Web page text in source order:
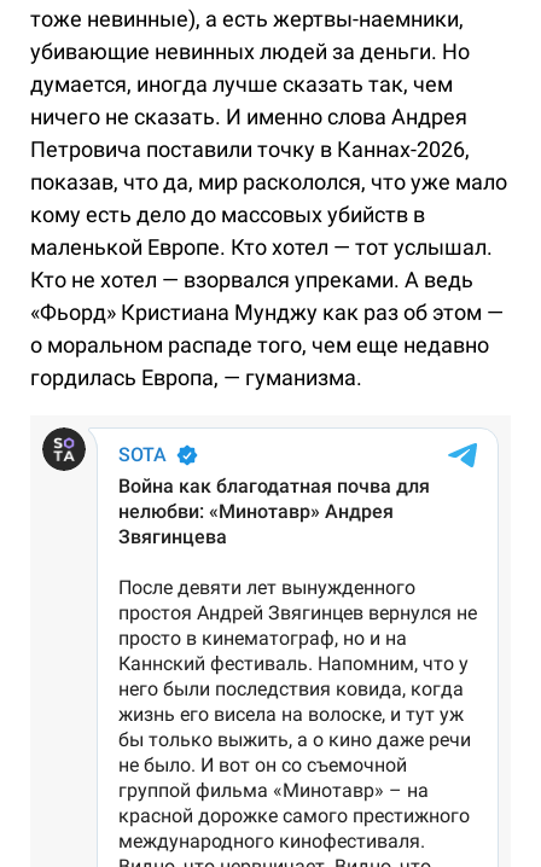
тоже невинные), а есть жертвы-наемники,
убивающие невинных людей за деньги. Но
думается, иногда лучше сказать так, чем
ничего не сказать. И именно слова Андрея
Петровича поставили точку в Каннах-2026,
показав, что да, мир раскололся, что уже мало
кому есть дело до массовых убийств в
маленькой Европе. Кто хотел — тот услышал.
Кто не хотел — взорвался упреками. А ведь
«Фьорд» Кристиана Мунджу как раз об этом —
о моральном распаде того, чем еще недавно
гордилась Европа, — гуманизма.